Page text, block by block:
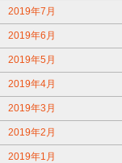
2019年7月
2019年6月
2019年5月
2019年4月
2019年3月
2019年2月
2019年1月